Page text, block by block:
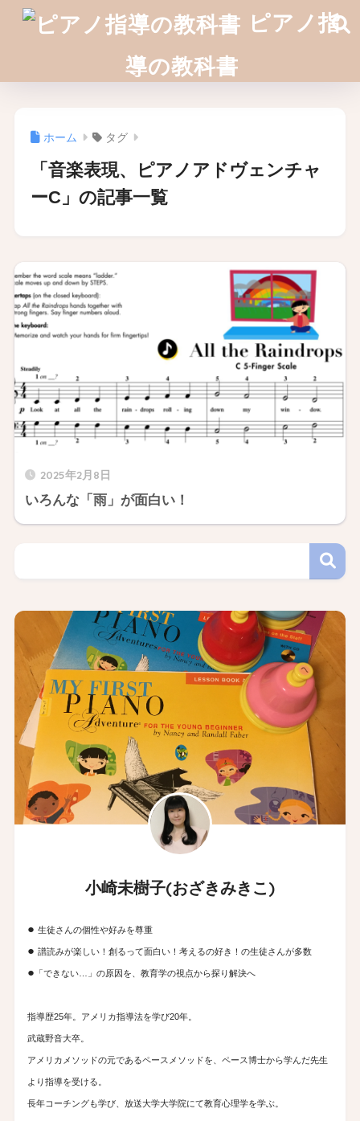
ピアノ指
導の教科書
ホーム タグ
「音楽表現、ピアノアドヴェンチャ
ーC」の記事一覧
2025年2月8日
いろんな「雨」が面白い！
小崎未樹子(おざきみきこ)
● 生徒さんの個性や好みを尊重
● 譜読みが楽しい！創るって面白い！考えるの好き！の生徒さんが多数
● 「できない…」の原因を、教育学の視点から探り解決へ
指導歴25年。アメリカ指導法を学び20年。
武蔵野音大卒。
アメリカメソッドの元であるペースメソッドを、ペース博士から学んだ先生
より指導を受ける。
長年コーチングも学び、放送大学大学院にて教育心理学を学ぶ。